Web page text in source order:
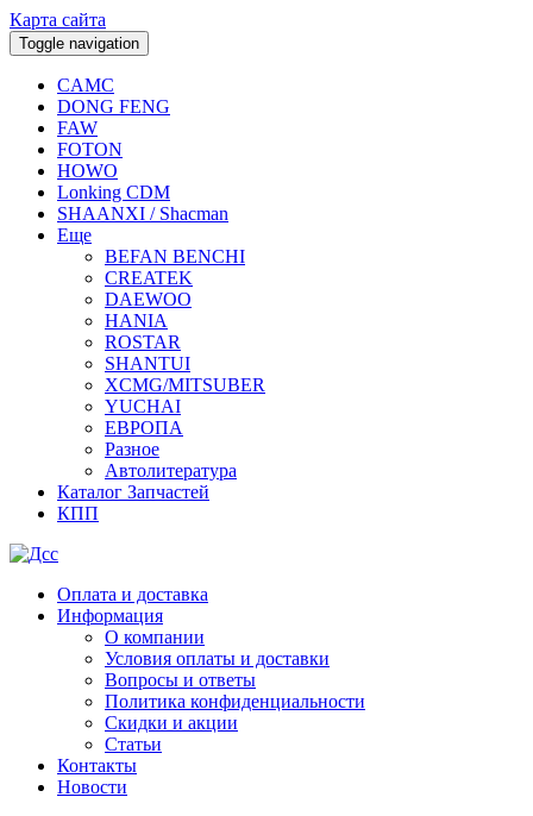
Карта сайта
Toggle navigation
CAMC
DONG FENG
FAW
FOTON
HOWO
Lonking CDM
SHAANXI / Shacman
Еще
BEFAN BENCHI
CREATEK
DAEWOO
HANIA
ROSTAR
SHANTUI
XCMG/MITSUBER
YUCHAI
ЕВРОПА
Разное
Aвтолитература
Каталог Запчастей
КПП
Оплата и доставка
Информация
О компании
Условия оплаты и доставки
Вопросы и ответы
Политика конфиденциальности
Скидки и акции
Статьи
Контакты
Новости